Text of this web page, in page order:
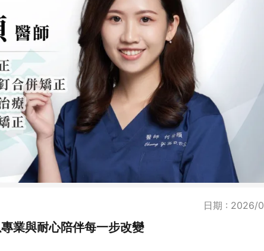
日期 : 2026/
業與耐心陪伴每一步改變